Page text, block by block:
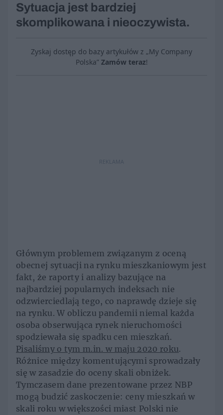
Sytuacja jest bardziej
skomplikowana i nieoczywista.
Zyskaj dostęp do bazy artykułów z „My Company
Polska” Zamów teraz!
REKLAMA
Głównym problemem związanym z oceną
obecnej sytuacji na rynku mieszkaniowym jest
fakt, że raporty i analizy bazujące na
najbardziej popularnych indeksach nie
odzwierciedlają tego, co naprawdę dzieje się
na rynku. W obliczu pandemii niemal każda
osoba obserwująca rynek nieruchomości
spodziewała się spadku cen mieszkań.
Pisaliśmy o tym m.in. w maju 2020 roku.
Różnice między komentującymi sprowadzały
się w zasadzie do oceny skali obniżek.
Tymczasem dane prezentowane przez NBP
mogą budzić zaskoczenie: ceny mieszkań w
skali roku w większości miast Polski nie